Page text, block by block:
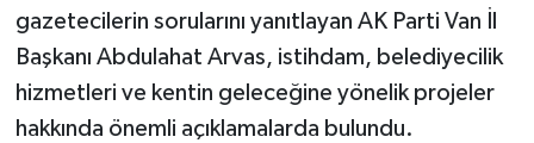
gazetecilerin sorularını yanıtlayan AK Parti Van İl
Başkanı Abdulahat Arvas, istihdam, belediyecilik
hizmetleri ve kentin geleceğine yönelik projeler
hakkında önemli açıklamalarda bulundu.